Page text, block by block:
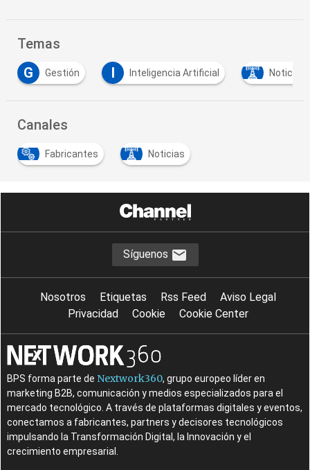
Temas
I Inteligencia Artificial Noticias S
Canales
Fabricantes Noticias
Síguenos
Nosotros Etiquetas Rss Feed
Aviso Legal
Privacidad
Cookie Cookie Center
BPS forma parte de Nextwork360, grupo europeo líder en
marketing B2B, comunicación y medios especializados para el
mercado tecnológico. A través de plataformas digitales y eventos,
conectamos a fabricantes, partners y decisores tecnológicos
impulsando la Transformación Digital, la Innovación y el
crecimiento empresarial.